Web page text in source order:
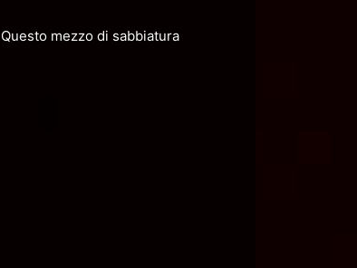
mezzo di sabbiatura